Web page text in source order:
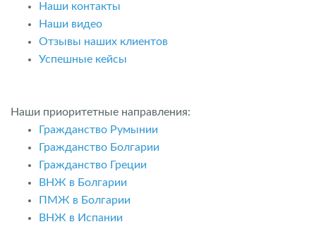
Наши контакты
Наши видео
Отзывы наших клиентов
Успешные кейсы
Наши приоритетные направления:
Гражданство Румынии
Гражданство Болгарии
Гражданство Греции
ВНЖ в Болгарии
ПМЖ в Болгарии
ВНЖ в Испании